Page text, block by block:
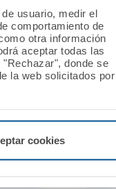
usuario, medir el
comportamiento de
otra información
aceptar todas las
donde se
la web solicitados por
cookies
a la
02
del